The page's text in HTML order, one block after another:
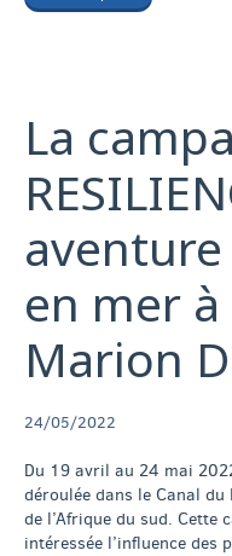
La
en mer
Marion
24/05/2022
Du 19 avril au 24 mai
déroulée dans le Canal
de l’Afrique du sud. Cette
intéressée l’influence des